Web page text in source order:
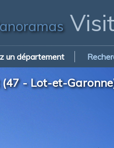
un département
- Lot-et-